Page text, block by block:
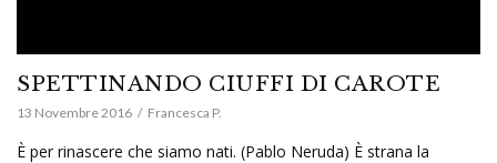
SPETTINANDO CIUFFI DI CAROTE
13 Novembre 2016 Francesca P.
È per rinascere che siamo nati. (Pablo Neruda) È strana la